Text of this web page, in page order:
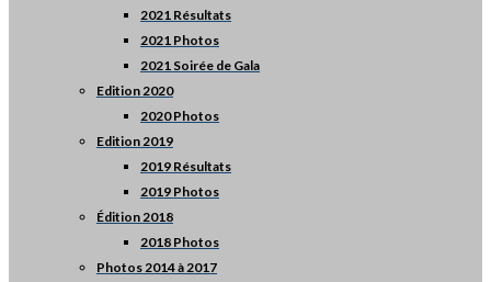
2021 Résultats
2021 Photos
2021 Soirée de Gala
Edition 2020
2020 Photos
Edition 2019
2019 Résultats
2019 Photos
Édition 2018
2018 Photos
Photos 2014 à 2017